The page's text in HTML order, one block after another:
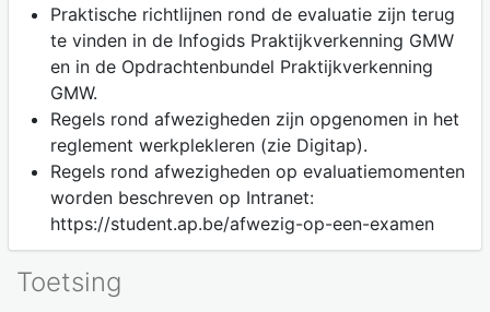
Praktische richtlijnen rond de evaluatie zijn terug
te vinden in de Infogids Praktijkverkenning GMW
en in de Opdrachtenbundel Praktijkverkenning
GMW.
Regels rond afwezigheden zijn opgenomen in het
reglement werkplekleren (zie Digitap).
Regels rond afwezigheden op evaluatiemomenten
worden beschreven op Intranet:
https://student.ap.be/afwezig-op-een-examen
Toetsing